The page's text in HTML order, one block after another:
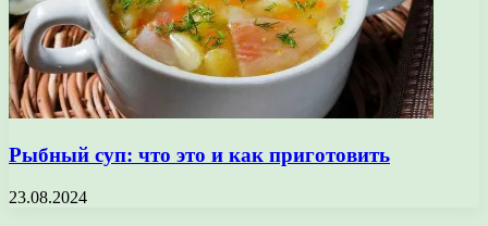
Рыбный суп: что это и как приготовить
23.08.2024